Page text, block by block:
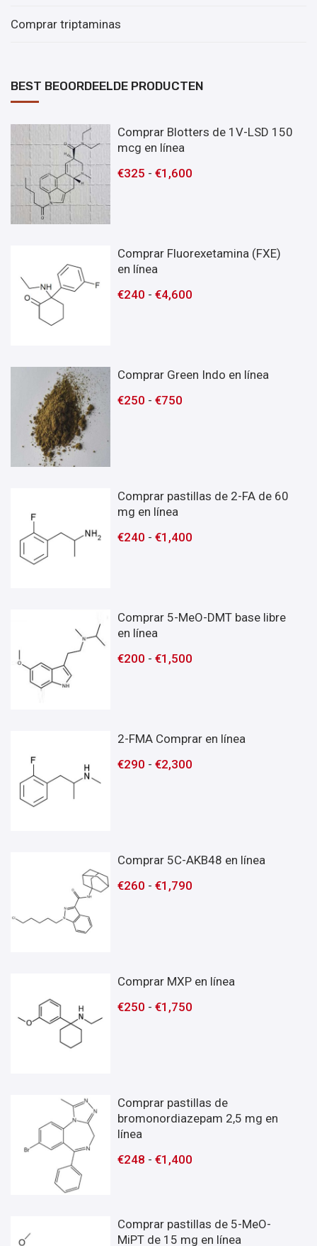
Comprar triptaminas
BEST BEOORDEELDE PRODUCTEN
Comprar Blotters de 1V-LSD 150
mcg en línea
€325 -€1,600
Comprar Fluorexetamina (FXE)
en línea
€240 -€4,600
Comprar Green Indo en línea
€250 -€750
Comprar pastillas de 2-FA de 60
mg en línea
€240 -€1,400
Comprar 5-MeO-DMT base libre
en línea
€200 -€1,500
2-FMA Comprar en línea
€290 -€2,300
Comprar 5C-AKB48 en línea
€260 -€1,790
Comprar MXP en línea
€250 -€1,750
Comprar pastillas de
bromonordiazepam 2,5 mg en
línea
€248 -€1,400
Comprar pastillas de 5-MeO-
MiPT de 15 mg en línea